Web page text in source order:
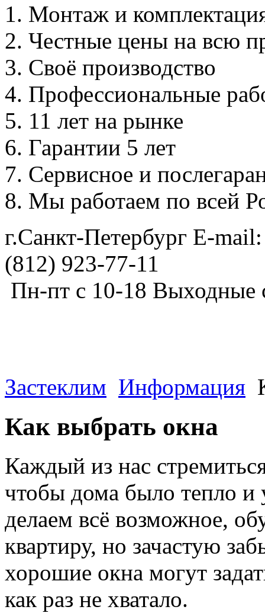
Монтаж и
Честные цены на всю
Своё производство
Профессиональные
11 лет на рынке
Гарантии 5 лет
Сервисное и
Мы работаем по всей
г.Санкт-Петербург E-
(812) 923-77-11
Пн-пт с 10-18 Выходные
Застеклим Информация
Как выбрать окна
Каждый из нас
чтобы дома было тепло
делаем всё возможное,
квартиру, но зачастую
хорошие окна могут
как раз не хватало.